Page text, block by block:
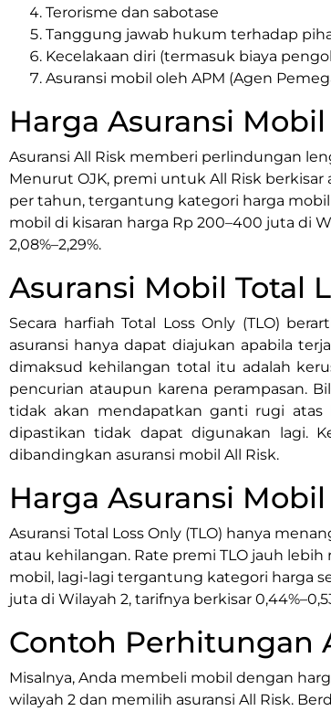
Terorisme dan sabotase
Tanggung jawab hukum terhadap
Kecelakaan diri (termasuk biaya
Asuransi mobil oleh APM (Agen
Harga Asuransi
Asuransi All Risk memberi perlindungan
Menurut OJK, premi untuk All Risk berkisar
per tahun, tergantung kategori harga
mobil di kisaran harga Rp 200–400 juta di
2,08%–2,29%.
Asuransi Mobil Total
Secara harfiah Total Loss Only (TLO)
asuransi hanya dapat diajukan apabila
dimaksud kehilangan total itu adalah
pencurian ataupun karena perampasan.
tidak akan mendapatkan ganti rugi atas
dipastikan tidak dapat digunakan lagi.
dibandingkan asuransi mobil All Risk.
Harga Asuransi Mobil
Asuransi Total Loss Only (TLO) hanya
atau kehilangan. Rate premi TLO jauh lebih
mobil, lagi-lagi tergantung kategori harga
juta di Wilayah 2, tarifnya berkisar
Contoh Perhitungan
Misalnya, Anda membeli mobil dengan
wilayah 2 dan memilih asuransi All Risk.